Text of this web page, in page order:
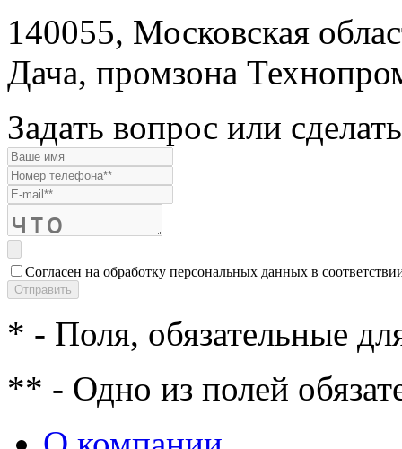
140055, Московская
Дача, промзона
Задать вопрос или
Согласен на обработку персональных данных в
* - Поля, обязательные
** - Одно из полей